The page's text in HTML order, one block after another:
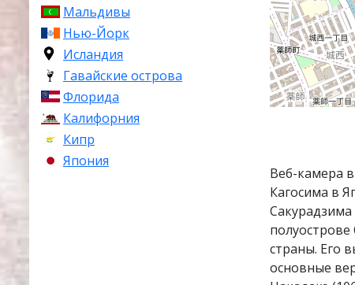
Мальдивы
Нью-Йорк
Исландия
Гавайские острова
Флорида
Калифорния
Кипр
Япония
Веб-камера
Кагосима в
страны. Его
основные